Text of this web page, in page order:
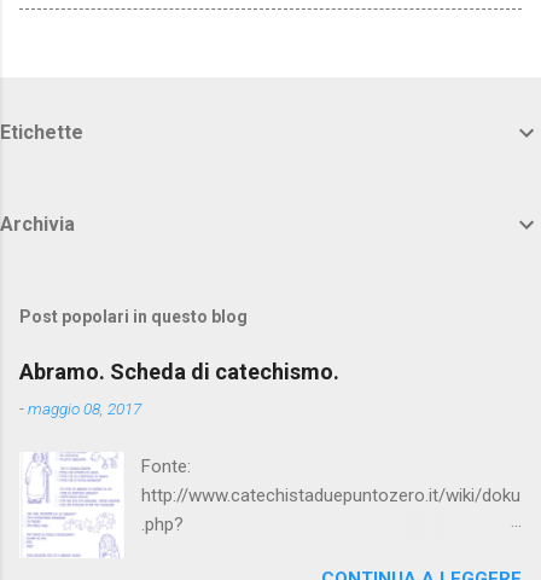
Etichette
Archivia
Post popolari in questo blog
Abramo. Scheda di catechismo.
-maggio 08, 2017
Fonte:
http://www.catechistaduepuntozero.it/wiki/doku
.php?